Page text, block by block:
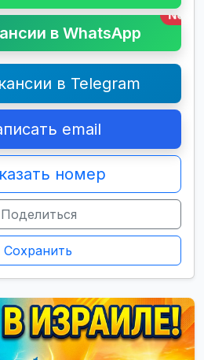
в WhatsApp
New
в Telegram
email
номер
Поделиться
Сохранить